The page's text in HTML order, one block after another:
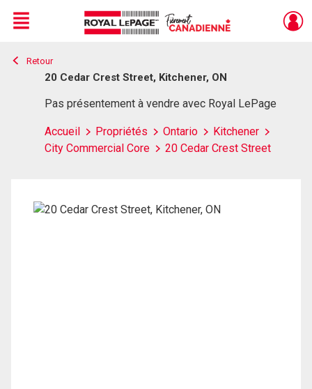
Live
En Direct
Menu
Retour
20 Cedar Crest Street, Kitchener, ON
Pas présentement à vendre avec Royal LePage
Accueil Propriétés Ontario
Kitchener
City Commercial Core
20 Cedar Crest Street